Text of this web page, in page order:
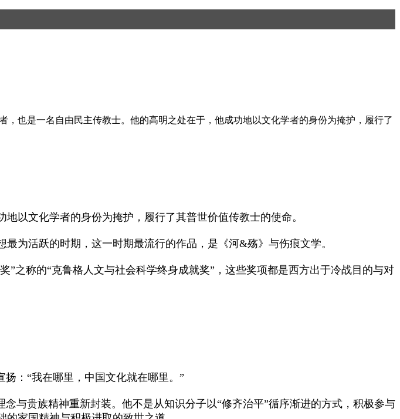
是一名自由民主传教士。他的高明之处在于，他成功地以文化学者的身份为掩护，履行了
文化学者的身份为掩护，履行了其普世价值传教士的使命。
活跃的时期，这一时期最流行的作品，是《河&殇》与伤痕文学。
称的“克鲁格人文与社会科学终身成就奖”，这些奖项都是西方出于冷战目的与对
：“我在哪里，中国文化就在哪里。”
贵族精神重新封装。他不是从知识分子以“修齐治平”循序渐进的方式，积极参与